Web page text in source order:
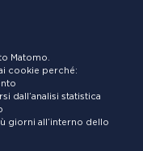
Matomo.
cookie perché:
dall’analisi statistica
giorni all’interno dello